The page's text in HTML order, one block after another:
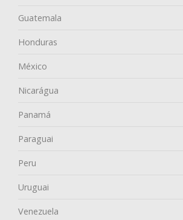
Guatemala
Honduras
México
Nicarágua
Panamá
Paraguai
Peru
Uruguai
Venezuela